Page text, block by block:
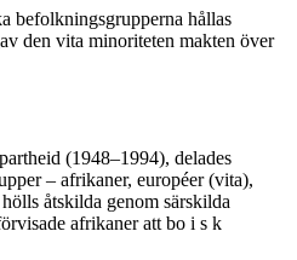
befolkningsgrupperna hållas
den vita minoriteten makten över
(1948–1994), delades
– afrikaner, européer (vita),
åtskilda genom särskilda
afrikaner att bo i s k